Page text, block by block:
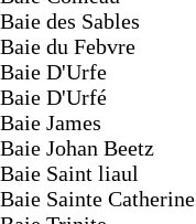
Baie des Sables
Baie du Febvre
Baie D'Urfe
Baie D'Urfé
Baie James
Baie Johan Beetz
Baie Saint liaul
Baie Sainte Catherine